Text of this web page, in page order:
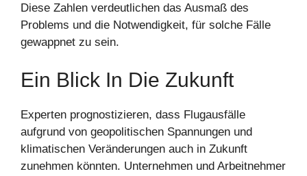
Diese Zahlen verdeutlichen das Ausmaß des
Problems und die Notwendigkeit, für solche Fälle
gewappnet zu sein.
Ein Blick In Die Zukunft
Experten prognostizieren, dass Flugausfälle
aufgrund von geopolitischen Spannungen und
klimatischen Veränderungen auch in Zukunft
zunehmen könnten. Unternehmen und Arbeitnehmer